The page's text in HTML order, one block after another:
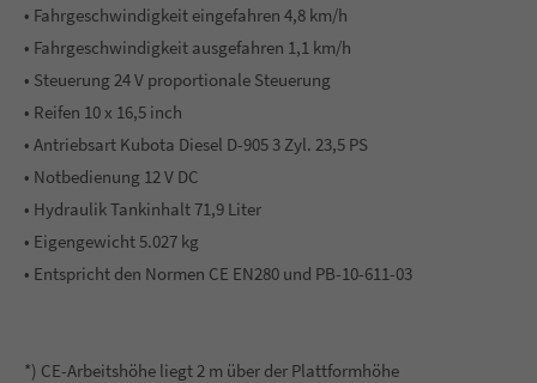
• Fahrgeschwindigkeit eingefahren 4,8 km/h
• Fahrgeschwindigkeit ausgefahren 1,1 km/h
• Steuerung 24 V proportionale Steuerung
• Reifen 10 x 16,5 inch
• Antriebsart Kubota Diesel D-905 3 Zyl. 23,5 PS
• Notbedienung 12 V DC
• Hydraulik Tankinhalt 71,9 Liter
• Eigengewicht 5.027 kg
• Entspricht den Normen CE EN280 und PB-10-611-03
*) CE-Arbeitshöhe liegt 2 m über der Plattformhöhe